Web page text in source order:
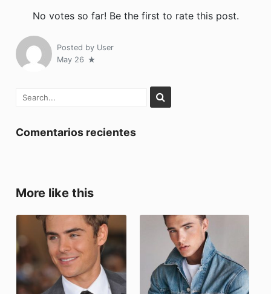
No votes so far! Be the first to rate this post.
Posted by User
May 26
Comentarios recientes
More like this